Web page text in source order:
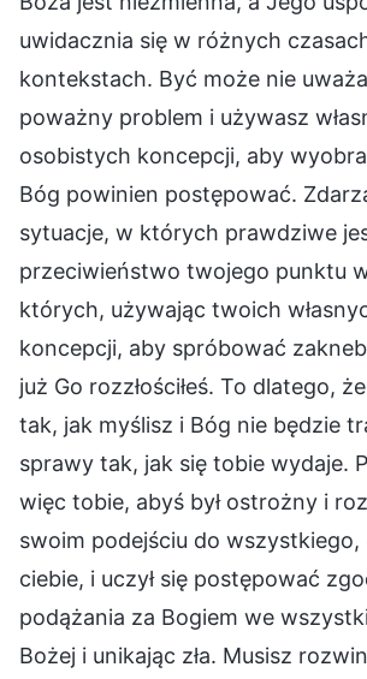
uwidacznia się w różnych
kontekstach. Być może nie
poważny problem i używasz
osobistych koncepcji, aby
Bóg powinien postępować.
sytuacje, w których prawdziwe
przeciwieństwo twojego punktu
których, używając twoich
koncepcji, aby spróbować
już Go rozzłościłeś. To dlatego,
tak, jak myślisz i Bóg nie będzie
sprawy tak, jak się tobie wydaje.
więc tobie, abyś był ostrożny i
swoim podejściu do wszystkiego,
ciebie, i uczył się postępować
podążania za Bogiem we
Bożej i unikając zła. Musisz